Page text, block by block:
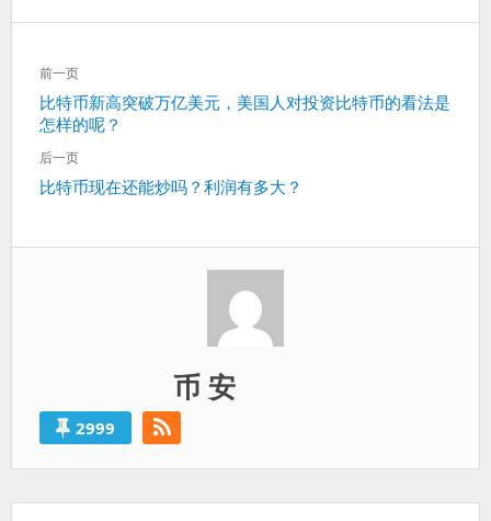
文
章
导
航
前一页
上
一
篇：
比特币新高突破万亿美元，美国人对投资比特币的看法是
怎样的呢？
后一页
下
比特币现在还能炒吗？利润有多大？
币 安
2999